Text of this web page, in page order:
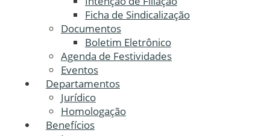
Ficha de Sindicalização
Documentos
Boletim Eletrônico
Agenda de Festividades
Eventos
Departamentos
Jurídico
Homologação
Benefícios